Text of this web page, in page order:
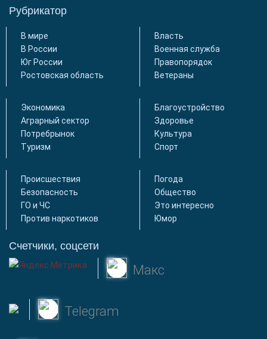
Рубрикатор
В мире
В России
Юг России
Ростовская область
Власть
Военная служба
Правопорядок
Ветераны
Экономика
Аграрный сектор
Потребрынок
Туризм
Благоустройство
Здоровье
Культура
Спорт
Происшествия
Безопасность
ГО и ЧС
Против наркотиков
Погода
Общество
Это интересно
Юмор
Счетчики, соцсети
Макс
Telegram